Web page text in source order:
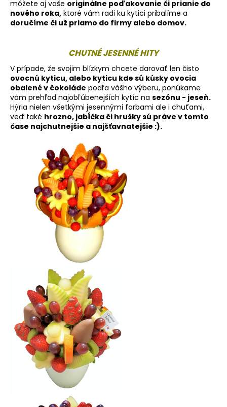
môžete aj vaše originálne poďakovanie či prianie do
nového roka, ktoré vám radi ku kytici pribalíme a
doručíme či už priamo do firmy alebo domov.
CHUTNÉ JESENNÉ HITY
V prípade, že svojim blízkym chcete darovať len čisto
ovocnú kyticu, alebo kyticu kde sú kúsky ovocia
obalené v čokoláde podľa vášho výberu, ponúkame
vám prehľad najobľúbenejších kytíc na sezónu - jeseň.
Hýria nielen všetkými jesennými farbami ale i chuťami,
veď také hrozno, jabĺčka či hrušky sú práve v tomto
čase najchutnejšie a najšťavnatejšie :).